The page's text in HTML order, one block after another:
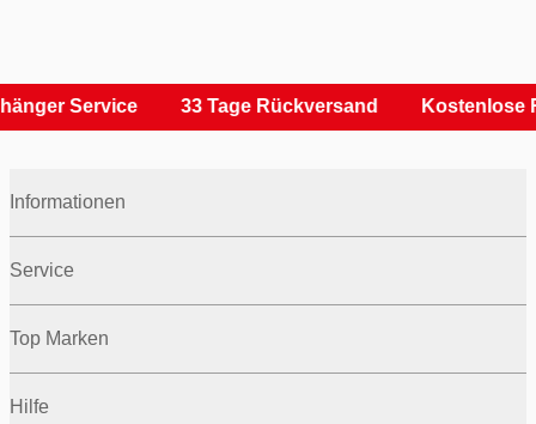
Service 33 Tage Rückversand Kostenlose
Informationen
Service
Top Marken
Hilfe